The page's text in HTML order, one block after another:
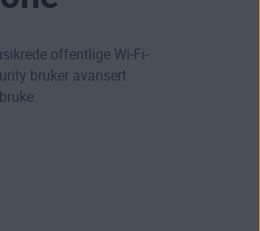
offentlige Wi-Fi-
bruker avansert